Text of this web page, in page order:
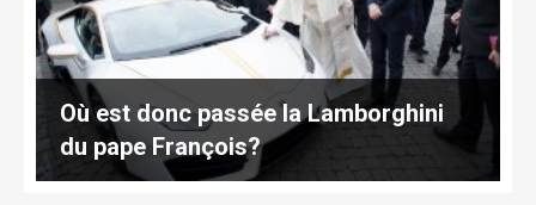
Où est donc passée la Lamborghini
du pape François?